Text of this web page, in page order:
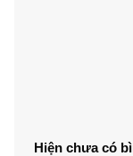
Hiện chưa có